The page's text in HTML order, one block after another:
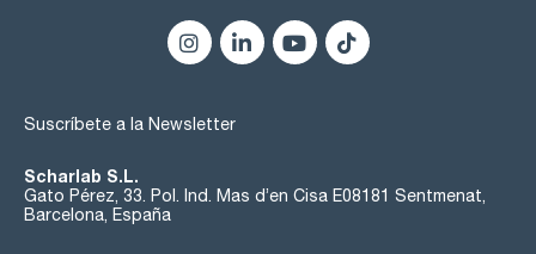
Suscríbete a la Newsletter
Scharlab S.L.
Gato Pérez, 33. Pol. Ind. Mas d’en Cisa E08181 Sentmenat,
Barcelona, España